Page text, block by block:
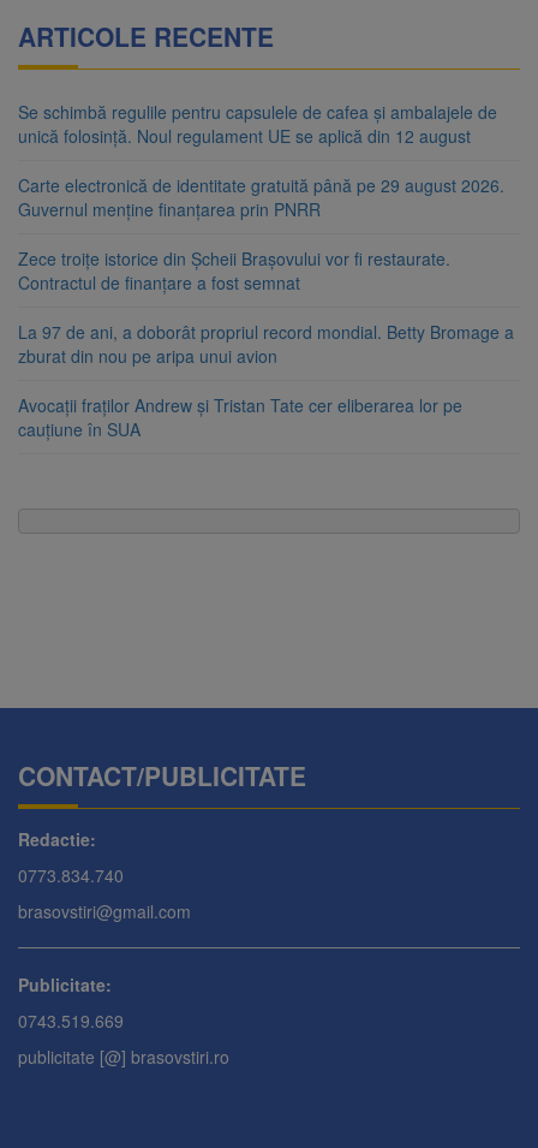
ARTICOLE RECENTE
Se schimbă regulile pentru capsulele de cafea și ambalajele de
unică folosință. Noul regulament UE se aplică din 12 august
Carte electronică de identitate gratuită până pe 29 august 2026.
Guvernul menține finanțarea prin PNRR
Zece troițe istorice din Șcheii Brașovului vor fi restaurate.
Contractul de finanțare a fost semnat
La 97 de ani, a doborât propriul record mondial. Betty Bromage a
zburat din nou pe aripa unui avion
Avocații fraților Andrew și Tristan Tate cer eliberarea lor pe
cauțiune în SUA
CONTACT/PUBLICITATE
Redactie:
0773.834.740
brasovstiri@gmail.com
Publicitate:
0743.519.669
publicitate [@] brasovstiri.ro